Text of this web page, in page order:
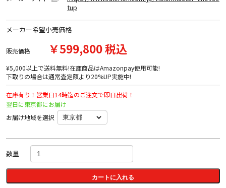
tup
メーカー希望小売価格
販売価格 ￥599,800 税込
¥5,000以上で送料無料!在庫商品はAmazonpay使用可能!
下取りの場合は通常査定額より20%UP実施中!
在庫有り！営業日14時迄のご注文で即日出荷！
翌日に東京都にお届け
お届け地域を選択
数量
カートに入れる